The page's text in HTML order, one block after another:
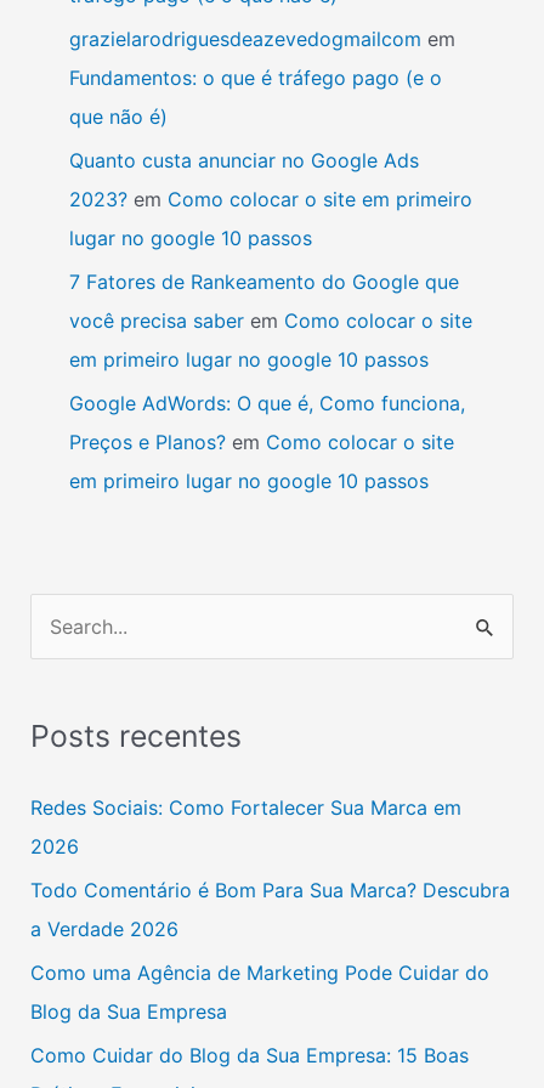
grazielarodriguesdeazevedogmailcom em
Fundamentos: o que é tráfego pago (e o
que não é)
Quanto custa anunciar no Google Ads
2023?em Como colocar o site em primeiro
lugar no google 10 passos
7 Fatores de Rankeamento do Google que
você precisa saberem Como colocar o site
em primeiro lugar no google 10 passos
Google AdWords: O que é, Como funciona,
Preços e Planos?em Como colocar o site
em primeiro lugar no google 10 passos
q
a
r
p
o
r
Posts recentes
Redes Sociais: Como Fortalecer Sua Marca em
2026
Todo Comentário é Bom Para Sua Marca? Descubra
a Verdade 2026
Como uma Agência de Marketing Pode Cuidar do
Blog da Sua Empresa
Como Cuidar do Blog da Sua Empresa: 15 Boas